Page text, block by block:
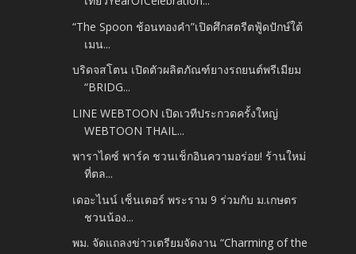
“The Spoon ช้อนทองคำ”เปิดศึกสตรีตฟู้ดปักษ์ใต้
เมน...
บริดจสโตน เปิดตัวผลิตภัณฑ์ยางรถยนต์พรีเมียม
“BRIDG...
LINE WEBTOON เปิดเวทีประกวดครั้งใหญ่
WEBTOON THAIL...
พาราไดซ์ พาร์ค ชวนเช็กอินความอร่อย! ร้านใหม่
ที่ตล...
เดอะไนน์ เซ็นเตอร์ พระราม 9 ร่วมกับ ม.เกษตร
ชวนน้อง...
พม. จัดแถลงข่าวเตรียมจัดงาน “Charming of the